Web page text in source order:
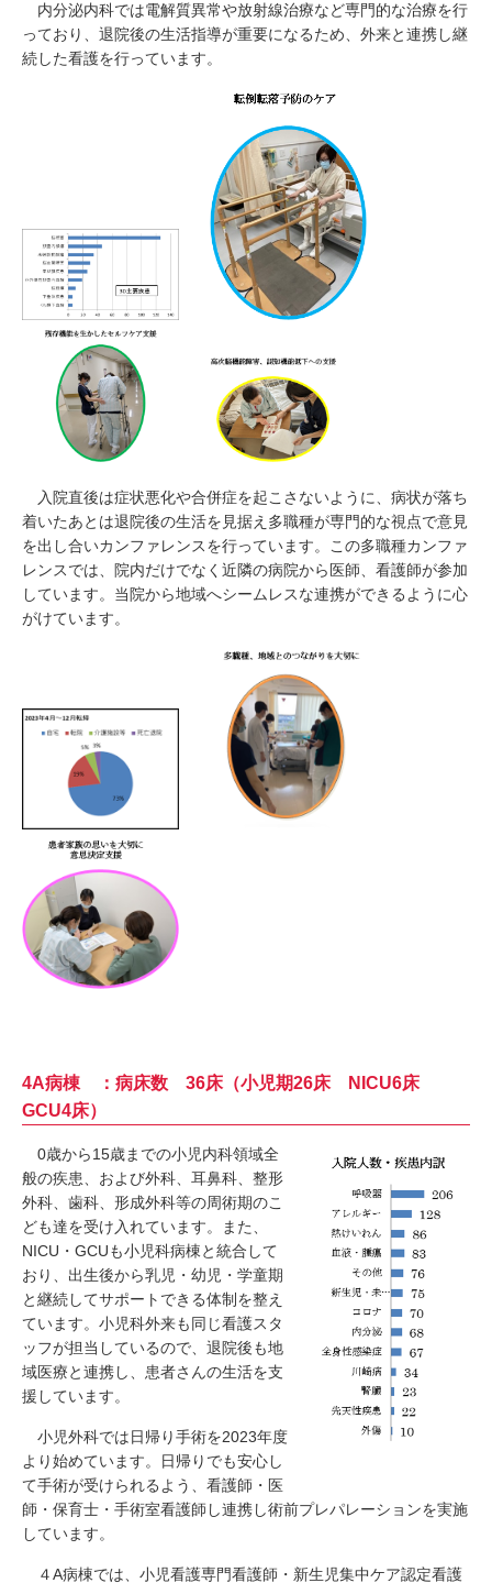
内分泌内科では電解質異常や放射線治療など専門的な治療を行
っており、退院後の生活指導が重要になるため、外来と連携し継
続した看護を行っています。
入院直後は症状悪化や合併症を起こさないように、病状が落ち
着いたあとは退院後の生活を見据え多職種が専門的な視点で意見
を出し合いカンファレンスを行っています。この多職種カンファ
レンスでは、院内だけでなく近隣の病院から医師、看護師が参加
しています。当院から地域へシームレスな連携ができるように心
がけています。
4A病棟 ：病床数 36床（小児期26床 NICU6床
GCU4床）
0歳から15歳までの小児内科領域全
般の疾患、および外科、耳鼻科、整形
外科、歯科、形成外科等の周術期のこ
ども達を受け入れています。また、
NICU・GCUも小児科病棟と統合して
おり、出生後から乳児・幼児・学童期
と継続してサポートできる体制を整え
ています。小児科外来も同じ看護スタ
ッフが担当しているので、退院後も地
域医療と連携し、患者さんの生活を支
援しています。
小児外科では日帰り手術を2023年度
より始めています。日帰りでも安心し
て手術が受けられるよう、看護師・医
師・保育士・手術室看護師し連携し術前プレパレーションを実施
しています。
４A病棟では、小児看護専門看護師・新生児集中ケア認定看護